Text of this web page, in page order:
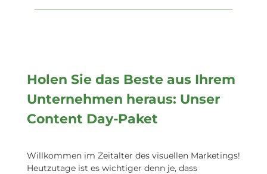
Holen Sie das Beste aus Ihrem
Unternehmen heraus: Unser
Content Day-Paket
Willkommen im Zeitalter des visuellen Marketings!
Heutzutage ist es wichtiger denn je, dass